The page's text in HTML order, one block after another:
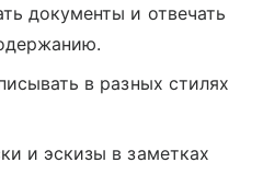
документы и отвечать
в разных стилях
и эскизы в заметках